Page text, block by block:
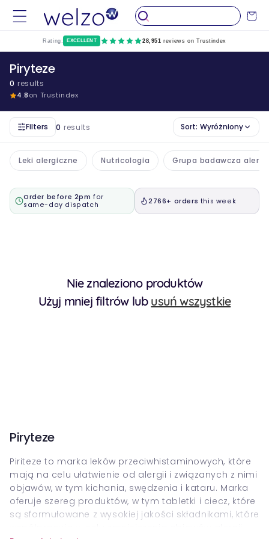
do
Wózek
Rating: EXCELLENT 28,951 reviews on Trustindex
Piryteze
0 results
4.8on Trustindex
Filters 0 results Sort: Wyróżniony
Leki alergiczne Nutricologia Grupa badawcza alergii
Order before 2pm for
same-day dispatch
2766+ orders this week
Nie znaleziono produktów
Użyj mniej filtrów lub usuń wszystkie
Piryteze
Piriteze to marka leków przeciwhistaminowych, które
mają na celu ułatwienie od alergii i związanych z nimi
objawów, w tym kichania, swędzenia i kataru. Marka
oferuje szereg produktów, w tym tabletki i ciecz, które
są sformułowane z wysokiej jakości składnikami, które